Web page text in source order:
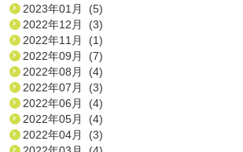
2023年01月 (5)
2022年12月 (3)
2022年11月 (1)
2022年09月 (7)
2022年08月 (4)
2022年07月 (3)
2022年06月 (4)
2022年05月 (4)
2022年04月 (3)